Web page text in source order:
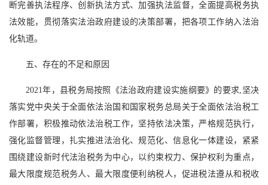
断完善执法程序、创新执法方式、加强执法监督，全面提高税务执
法效能，贯彻落实法治政府建设的决策部署，把各项工作纳入法治
化轨道。
五、存在的不足和原因
2021年，县税务局按照《法治政府建设实施纲要》的要求,坚决
落实党中央关于全面依法治国和国家税务总局关于全面依法治税工
作部署，积极推动依法治税工作，坚持依法决策，严格规范执行，
强化监督管理，扎实推进法治化、规范化、信息化一体建设，紧紧
围绕建设新时代法治税务为中心，以约束权力、保护权利为重点，
最大限度规范税务人、最大限度便利纳税人，促进税法遵从和税收